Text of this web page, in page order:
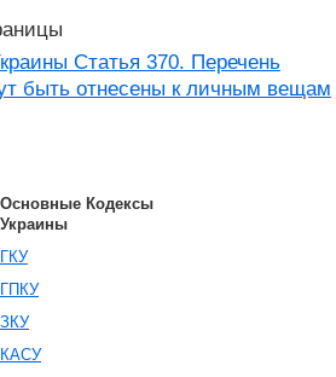
Статья 370. Перечень
быть отнесены к личным вещам
Основные Кодексы
Украины
ГКУ
ГПКУ
ЗКУ
КАСУ